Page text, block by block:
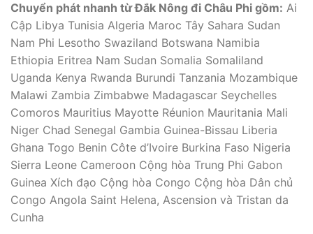
Chuyển phát nhanh từ Đắk Nông đi Châu Phi gồm: Ai
Cập Libya Tunisia Algeria Maroc Tây Sahara Sudan
Nam Phi Lesotho Swaziland Botswana Namibia
Ethiopia Eritrea Nam Sudan Somalia Somaliland
Uganda Kenya Rwanda Burundi Tanzania Mozambique
Malawi Zambia Zimbabwe Madagascar Seychelles
Comoros Mauritius Mayotte Réunion Mauritania Mali
Niger Chad Senegal Gambia Guinea-Bissau Liberia
Ghana Togo Benin Côte d’Ivoire Burkina Faso Nigeria
Sierra Leone Cameroon Cộng hòa Trung Phi Gabon
Guinea Xích đạo Cộng hòa Congo Cộng hòa Dân chủ
Congo Angola Saint Helena, Ascension và Tristan da
Cunha